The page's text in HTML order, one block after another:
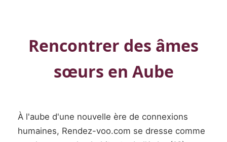
Rencontrer des âmes
sœurs en Aube
À l'aube d'une nouvelle ère de connexions
humaines, Rendez-voo.com se dresse comme